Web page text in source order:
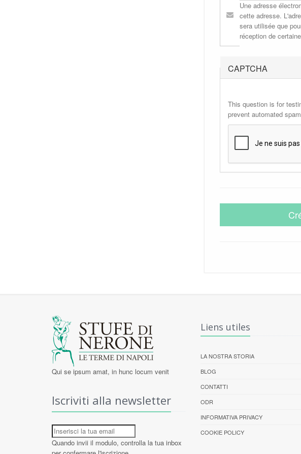
Une adresse
cette adresse.
sera utilisée que
réception de
CAPTCHA
This question is for
prevent automated
Qui se ipsum amat, in hunc locum venit
Iscriviti alla newsletter
Quando invii il modulo, controlla la tua inbox
Liens utiles
LA NOSTRA STORIA
BLOG
CONTATTI
ODR
INFORMATIVA PRIVACY
COOKIE POLICY